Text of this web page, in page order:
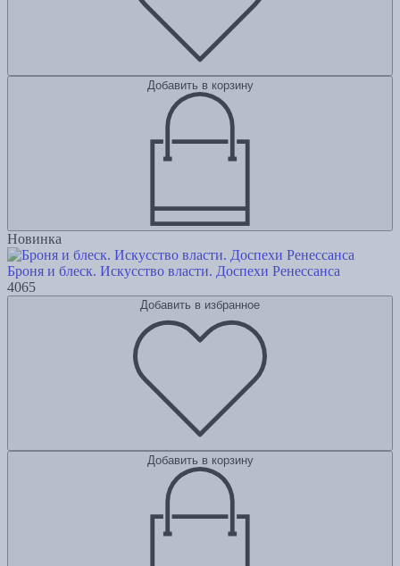
Добавить в корзину
Новинка
Броня и блеск. Искусство власти. Доспехи Ренессанса
4065
Добавить в избранное
Добавить в корзину